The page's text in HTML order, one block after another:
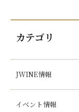
カテゴリ
JWINE情報
イベント情報